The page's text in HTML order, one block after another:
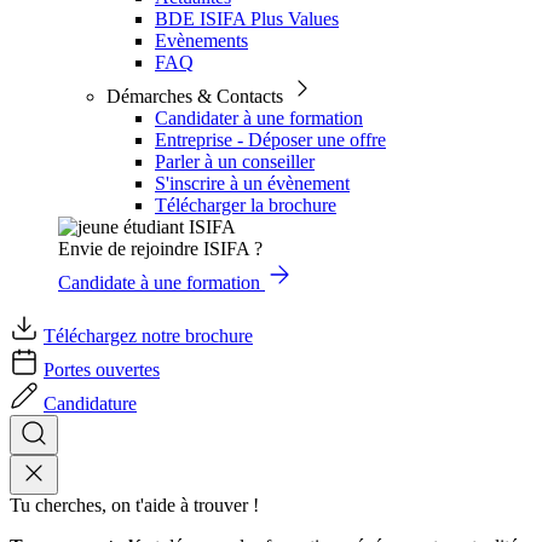
BDE ISIFA Plus Values
Evènements
FAQ
Démarches & Contacts
Candidater à une formation
Entreprise - Déposer une offre
Parler à un conseiller
S'inscrire à un évènement
Télécharger la brochure
Envie de rejoindre ISIFA ?
Candidate à une formation
Téléchargez notre brochure
Portes ouvertes
Candidature
Tu cherches, on t'aide à trouver !